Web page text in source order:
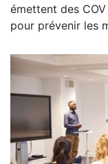
émettent des
pour prévenir les